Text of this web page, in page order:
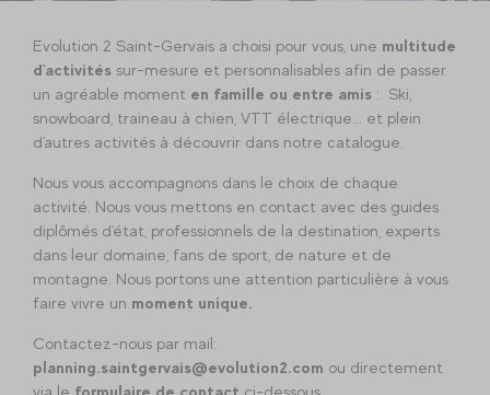
Evolution 2 Saint-Gervais a choisi pour vous, une multitude
d'activités sur-mesure et personnalisables afin de passer
un agréable moment en famille ou entre amis : Ski,
snowboard, traineau à chien, VTT électrique... et plein
d'autres activités à découvrir dans notre catalogue.
Nous vous accompagnons dans le choix de chaque
activité. Nous vous mettons en contact avec des guides
diplômés d'état, professionnels de la destination, experts
dans leur domaine, fans de sport, de nature et de
montagne. Nous portons une attention particulière à vous
faire vivre un moment unique.
Contactez-nous par mail:
planning.saintgervais@evolution2.com ou directement